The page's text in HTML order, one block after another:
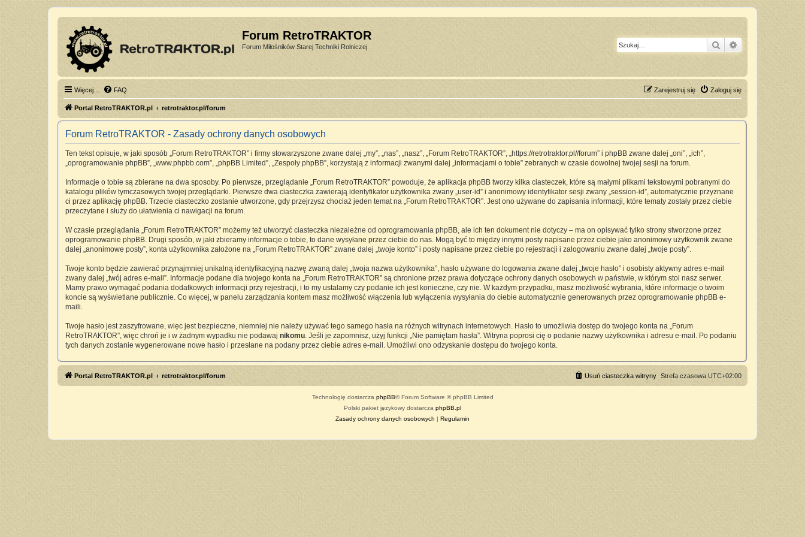
Forum RetroTRAKTOR
Forum Miłośników Starej Techniki Rolniczej Szukaj
Więcej… FAQ Zaloguj się
Zarejestruj się
Portal RetroTRAKTOR.pl retrotraktor.pl/forum
Forum RetroTRAKTOR - Zasady ochrony danych osobowych
Ten tekst opisuje, w jaki sposób „Forum RetroTRAKTOR” i firmy stowarzyszone zwane dalej „my”, „nas”, „nasz”, „Forum RetroTRAKTOR”, „https://retrotraktor.pl//forum” i phpBB zwane dalej „oni”, „ich”,
„oprogramowanie phpBB”, „www.phpbb.com”, „phpBB Limited”, „Zespoły phpBB”, korzystają z informacji zwanymi dalej „informacjami o tobie” zebranych w czasie dowolnej twojej sesji na forum.
Informacje o tobie są zbierane na dwa sposoby. Po pierwsze, przeglądanie „Forum RetroTRAKTOR” powoduje, że aplikacja phpBB tworzy kilka ciasteczek, które są małymi plikami tekstowymi pobranymi do
katalogu plików tymczasowych twojej przeglądarki. Pierwsze dwa ciasteczka zawierają identyfikator użytkownika zwany „user-id” i anonimowy identyfikator sesji zwany „session-id”, automatycznie przyznane
ci przez aplikację phpBB. Trzecie ciasteczko zostanie utworzone, gdy przejrzysz chociaż jeden temat na „Forum RetroTRAKTOR”. Jest ono używane do zapisania informacji, które tematy zostały przez ciebie
przeczytane i służy do ułatwienia ci nawigacji na forum.
W czasie przeglądania „Forum RetroTRAKTOR” możemy też utworzyć ciasteczka niezależne od oprogramowania phpBB, ale ich ten dokument nie dotyczy – ma on opisywać tylko strony stworzone przez
oprogramowanie phpBB. Drugi sposób, w jaki zbieramy informacje o tobie, to dane wysyłane przez ciebie do nas. Mogą być to między innymi posty napisane przez ciebie jako anonimowy użytkownik zwane
dalej „anonimowe posty”, konta użytkownika założone na „Forum RetroTRAKTOR” zwane dalej „twoje konto” i posty napisane przez ciebie po rejestracji i zalogowaniu zwane dalej „twoje posty”.
Twoje konto będzie zawierać przynajmniej unikalną identyfikacyjną nazwę zwaną dalej „twoja nazwa użytkownika”, hasło używane do logowania zwane dalej „twoje hasło” i osobisty aktywny adres e-mail
zwany dalej „twój adres e-mail”. Informacje podane dla twojego konta na „Forum RetroTRAKTOR” są chronione przez prawa dotyczące ochrony danych osobowych w państwie, w którym stoi nasz serwer.
Mamy prawo wymagać podania dodatkowych informacji przy rejestracji, i to my ustalamy czy podanie ich jest konieczne, czy nie. W każdym przypadku, masz możliwość wybrania, które informacje o twoim
koncie są wyświetlane publicznie. Co więcej, w panelu zarządzania kontem masz możliwość włączenia lub wyłączenia wysyłania do ciebie automatycznie generowanych przez oprogramowanie phpBB e-
maili.
Twoje hasło jest zaszyfrowane, więc jest bezpieczne, niemniej nie należy używać tego samego hasła na różnych witrynach internetowych. Hasło to umożliwia dostęp do twojego konta na „Forum
RetroTRAKTOR”, więc chroń je i w żadnym wypadku nie podawaj nikomu. Jeśli je zapomnisz, użyj funkcji „Nie pamiętam hasła”. Witryna poprosi cię o podanie nazwy użytkownika i adresu e-mail. Po podaniu
tych danych zostanie wygenerowane nowe hasło i przesłane na podany przez ciebie adres e-mail. Umożliwi ono odzyskanie dostępu do twojego konta.
Portal RetroTRAKTOR.pl retrotraktor.pl/forum Strefa czasowa UTC+02:00
Usuń ciasteczka witryny
Technologię dostarcza phpBB® Forum Software © phpBB Limited
Polski pakiet językowy dostarcza phpBB.pl
Zasady ochrony danych osobowych | Regulamin